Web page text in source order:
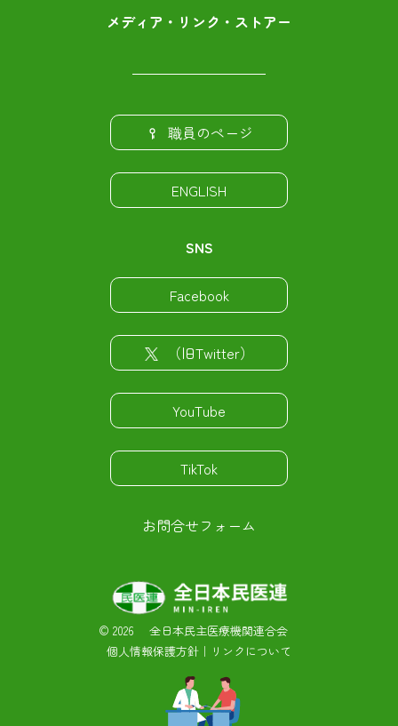
メディア・リンク・ストアー
職員のページ
ENGLISH
SNS
Facebook
（旧Twitter）
YouTube
TikTok
お問合せフォーム
© 2026 全日本民主医療機関連合会
個人情報保護方針 ｜ リンクについて